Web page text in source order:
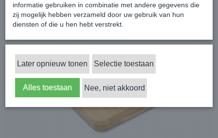
informatie gebruiken in combinatie met andere gegevens die
zij mogelijk hebben verzameld door uw gebruik van hun
diensten of die u hen hebt verstrekt.
Later opnieuw tonen Selectie toestaan
Alles toestaan Nee, niet akkoord